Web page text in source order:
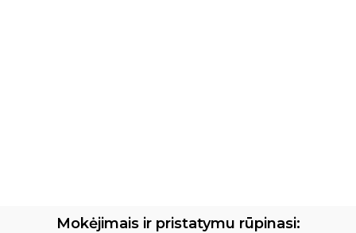
Mokėjimais ir pristatymu rūpinasi: